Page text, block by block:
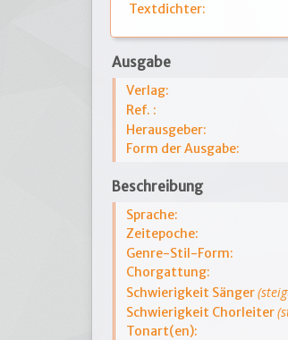
Textdichter:
Ausgabe
Verlag:
Ref. :
Herausgeber:
Form der Ausgabe:
Beschreibung
Sprache:
Zeitepoche:
Genre-Stil-Form:
Chorgattung:
Schwierigkeit Sänger
Schwierigkeit Chorleiter
Tonart(en):